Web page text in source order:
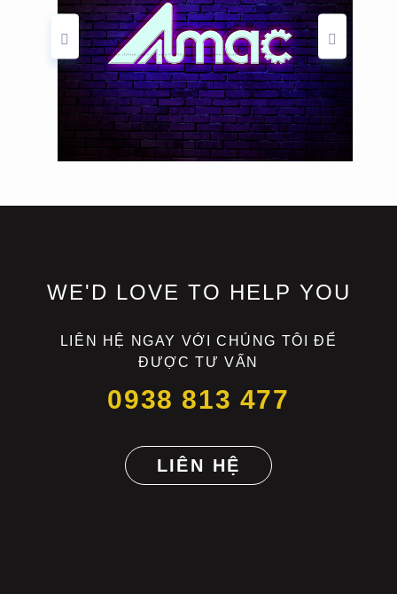
Thiết kế logo thương hiệu CNC
AMAC
WE'D LOVE TO HELP YOU
LIÊN HỆ NGAY VỚI CHÚNG TÔI ĐỂ
ĐƯỢC TƯ VẤN
0938 813 477
LIÊN HỆ